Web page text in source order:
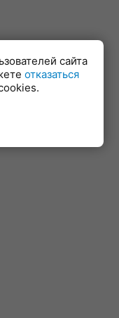
сайта
отказаться